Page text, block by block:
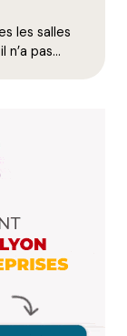
! J’ai tout
Nuits.
pu me
les salles
n’a pas…